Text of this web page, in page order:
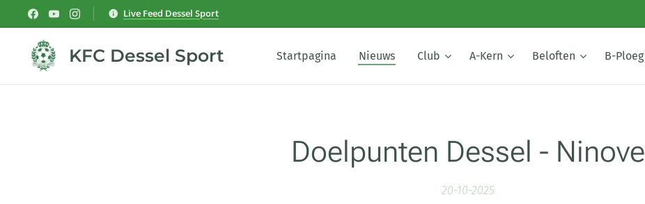
Live Feed Dessel Sport
KFC Dessel Sport Startpagina Nieuws Club A-Kern Beloften B-Ploeg
Doelpunten Dessel - Ninove
20-10-2025